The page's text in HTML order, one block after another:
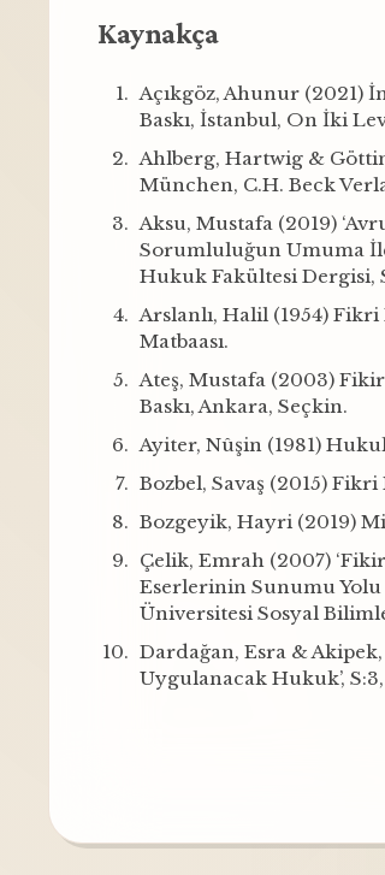
Kaynakça
Açıkgöz, Ahunur (2021)
Baskı, İstanbul, On İki
Ahlberg, Hartwig &
München, C.H. Beck
Aksu, Mustafa (2019)
Sorumluluğun Umuma
Hukuk Fakültesi Dergisi,
Arslanlı, Halil (1954)
Matbaası.
Ateş, Mustafa (2003) Fikir
Baskı, Ankara, Seçkin.
Ayiter, Nûşin (1981)
Bozbel, Savaş (2015)
Bozgeyik, Hayri (2019)
Çelik, Emrah (2007)
Eserlerinin Sunumu Yolu
Üniversitesi Sosyal
Dardağan, Esra &
Uygulanacak Hukuk’, S:3,